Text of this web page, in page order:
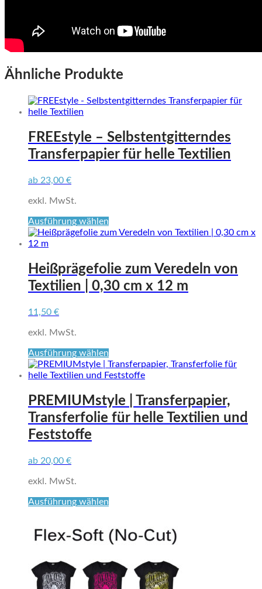
Ähnliche Produkte
FREEstyle – Selbstentgitterndes
Transferpapier für helle Textilien
ab 23,00 €
exkl. MwSt.
Ausführung wählen
Produkt
Varianten
auf.
Die
werden
Heißprägefolie zum Veredeln von
Textilien | 0,30 cm x 12 m
11,50 €
exkl. MwSt.
Ausführung wählen
Produkt
weist
Varianten
auf.
Die
werden
PREMIUMstyle | Transferpapier,
Transferfolie für helle Textilien und
Feststoffe
ab 20,00 €
exkl. MwSt.
Ausführung wählen
mehrere
Varianten
Die
Optionen